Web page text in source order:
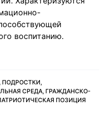
воспитанию.
СРЕДА, ГРАЖДАНСКО-
ПОЗИЦИЯ